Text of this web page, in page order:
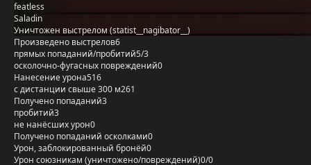
featless
Saladin
Уничтожен выстрелом (statist__nagibator__)
Произведено выстрелов6
прямых попаданий/пробитий5/3
осколочно-фугасных повреждений0
Нанесение урона516
с дистанции свыше 300 м261
Получено попаданий3
пробитий3
не нанёсших урон0
Получено попаданий осколками0
Урон, заблокированный бронёй0
Урон союзникам (уничтожено/повреждений)0/0